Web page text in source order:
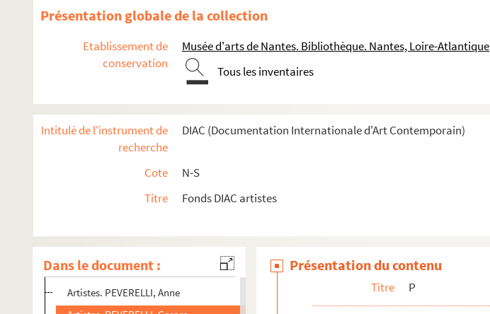
Présentation globale de la collection
Etablissement de
conservation
Musée d'arts de Nantes. Bibliothèque. Nantes, Loire-Atlantique
Tous les inventaires
Intitulé de l'instrument de
recherche
DIAC (Documentation Internationale d'Art Contemporain)
Cote
N-S
Titre
Fonds DIAC artistes
Dans le document :
Artistes. PETRI, Agnès
Artistes. PETROPAVLOVSKY, Marie-Joseephe
Artistes. PETROVA-LEGER, Nadia
Artistes. PETROVITCH, Françoise
Artistes. PETRY, Tanaquil
Artistes. PETTIBON, Raymond
Artistes. PETTORUTTI, Emilio
Artistes. PETZET, Nana
Artistes. PEVERELLI, Anne
Présentation du contenu
Titre P